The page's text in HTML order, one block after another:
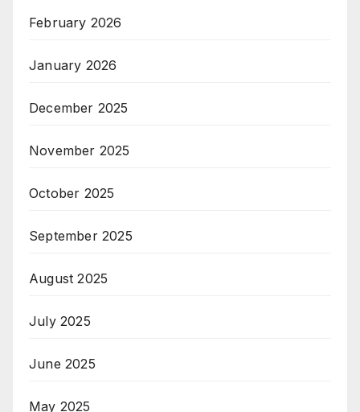
February 2026
January 2026
December 2025
November 2025
October 2025
September 2025
August 2025
July 2025
June 2025
May 2025